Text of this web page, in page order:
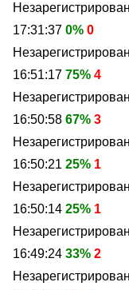
17:31:37 0% 0
16:51:17 75% 4
16:50:58 67% 3
16:50:21 25% 1
16:50:14 25% 1
16:49:24 33% 2